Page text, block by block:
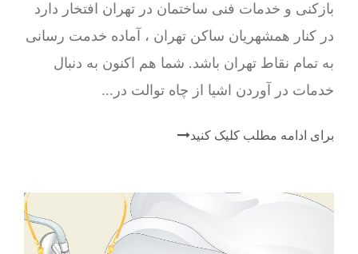
بازکنی و خدمات فنی ساختمان در تهران افتخار دارد
در کنار همشهریان ساکن تهران ، آماده خدمت رسانی
به تمام نقاط تهران باشد. شما هم اکنون به دنبال
خدمات در آوردن اشیا از چاه توالت در...
برای ادامه مطلب کلیک کنید